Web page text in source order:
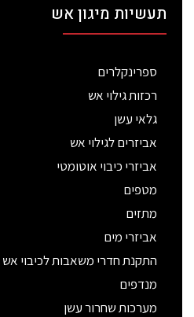
תעשיות מיגון אש
ספרינקלרים
רכזות גילוי אש
גלאי עשן
אביזרים לגילוי אש
אביזרי כיבוי אוטומטי
מטפים
מתזים
אביזרי מים
התקנת חדרי משאבות לכיבוי אש
מנדפים
מערכות שחרור עשן